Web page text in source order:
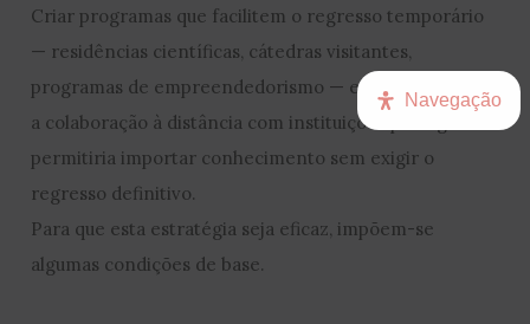
Criar programas que facilitem o regresso temporário
— residências científicas, cátedras visitantes,
programas de empreendedorismo — e que estimulem
a colaboração à distância com instituições portuguesas
permitiria importar conhecimento sem exigir o
regresso definitivo.
Para que esta estratégia seja eficaz, impõem-se
algumas condições de base.
Navegação